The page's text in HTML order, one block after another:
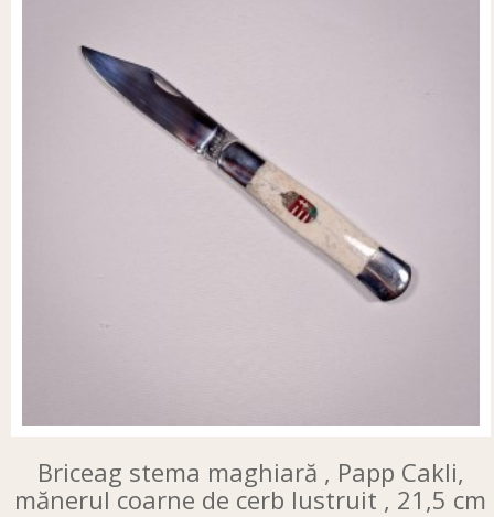
Briceag stema maghiară , Papp Cakli,
mănerul coarne de cerb lustruit , 21,5 cm